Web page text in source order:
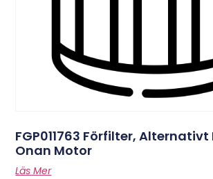
FGP011763 Förfilter, Alternativt
Onan Motor
Läs Mer